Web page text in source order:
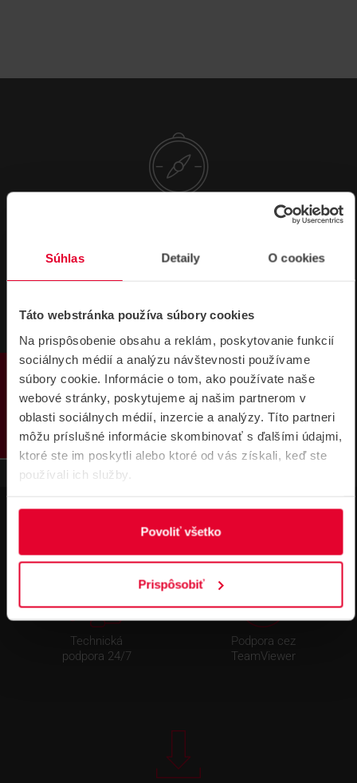
Súhlas Detaily O cookies
Táto webstránka používa súbory cookies
Na prispôsobenie obsahu a reklám, poskytovanie funkcií
sociálnych médií a analýzu návštevnosti používame
súbory cookie. Informácie o tom, ako používate naše
webové stránky, poskytujeme aj našim partnerom v
oblasti sociálnych médií, inzercie a analýzy. Títo partneri
môžu príslušné informácie skombinovať s ďalšími údajmi,
ktoré ste im poskytli alebo ktoré od vás získali, keď ste
používali ich služby.
Povoliť všetko
Prispôsobiť
PRODUKTY
SATEL Holder A2 plastový držiak Produkt
ový list
97,14 kB
Technická
podpora 24/7
Podpora cez
TeamViewer